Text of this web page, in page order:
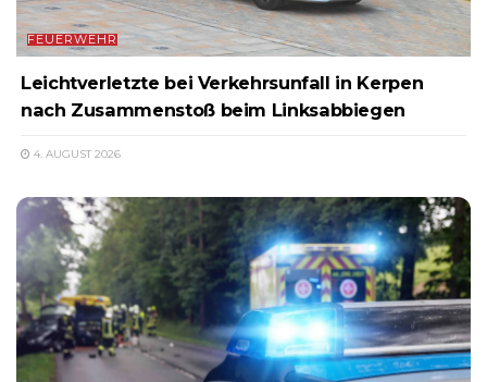
FEUERWEHR
Leichtverletzte bei Verkehrsunfall in Kerpen
nach Zusammenstoß beim Linksabbiegen
4. AUGUST 2026